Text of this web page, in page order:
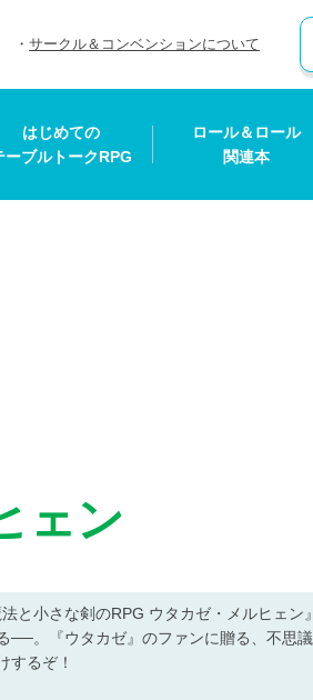
サークル＆コンベンションについて
はじめての
ーブルトークRPG
ロール＆ロール
関連本
ェン
と小さな剣のRPG ウタカゼ・メルヒェン』
──。『ウタカゼ』のファンに贈る、不思議
するぞ！